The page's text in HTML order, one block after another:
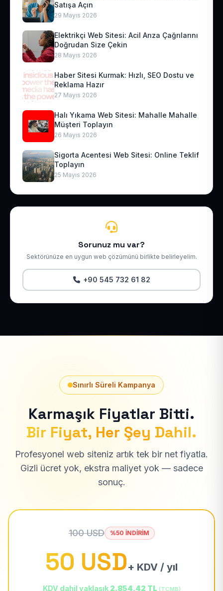
Satışa Açın
29 Mayıs 2026
Elektrikçi Web Sitesi: Acil Arıza Çağrılarını
Doğrudan Size Çekin
28 Mayıs 2026
Haber Sitesi Kurmak: Hızlı, SEO Dostu ve
Reklama Hazır
27 Mayıs 2026
Halı Yıkama Web Sitesi: Mahalle Mahalle
Müşteri Toplayın
26 Mayıs 2026
Sigorta Acentesi Web Sitesi: Online Teklif
Toplayın
25 Mayıs 2026
Sorunuz mu var?
Sektörünüze en uygun web çözümünü birlikte belirleyelim.
+90 545 732 61 82
Sınırlı Süreli Kampanya
Karmaşık Fiyatlar Bitti.
Bir Fiyat, Her Şey Dahil.
Profesyonel web siteniz artık tek bir net fiyatla.
Gizli ücret yok, ekstra maliyet yok — sadece
sonuç.
100 USD %50 İNDİRİM
50 USD+ KDV / yıl
KDV dahil yaklaşık 2.854,42 TL (TCMB)